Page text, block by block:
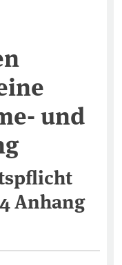
und
Anhang